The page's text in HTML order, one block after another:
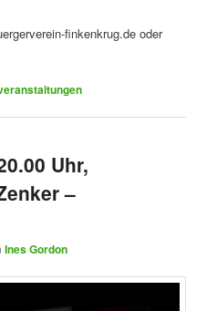
finkenkrug.de oder
Uhr,
–
Ines Gordon